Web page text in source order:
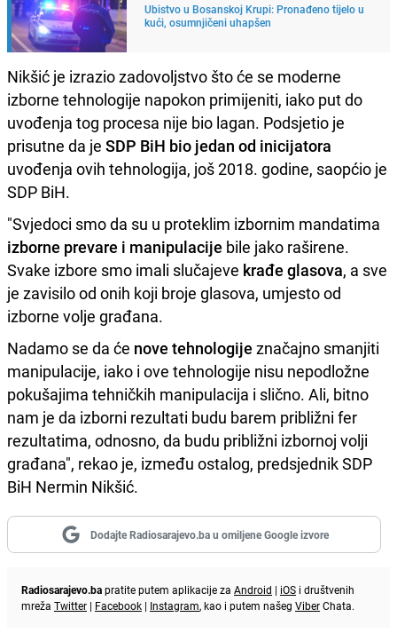
Ubistvo u Bosanskoj Krupi: Pronađeno tijelo u
kući, osumnjičeni uhapšen
Nikšić je izrazio zadovoljstvo što će se moderne
izborne tehnologije napokon primijeniti, iako put do
uvođenja tog procesa nije bio lagan. Podsjetio je
prisutne da je SDP BiH bio jedan od inicijatora
uvođenja ovih tehnologija, još 2018. godine, saopćio je
SDP BiH.
"Svjedoci smo da su u proteklim izbornim mandatima
izborne prevare i manipulacije bile jako raširene.
Svake izbore smo imali slučajeve krađe glasova, a sve
je zavisilo od onih koji broje glasova, umjesto od
izborne volje građana.
Nadamo se da će nove tehnologije značajno smanjiti
manipulacije, iako i ove tehnologije nisu nepodložne
pokušajima tehničkih manipulacija i slično. Ali, bitno
nam je da izborni rezultati budu barem približni fer
rezultatima, odnosno, da budu približni izbornoj volji
građana", rekao je, između ostalog, predsjednik SDP
BiH Nermin Nikšić.
Dodajte Radiosarajevo.ba u omiljene Google izvore
Radiosarajevo.bapratite putem aplikacije za Android | iOS i društvenih
mreža Twitter | Facebook | Instagram, kao i putem našeg ViberChata.